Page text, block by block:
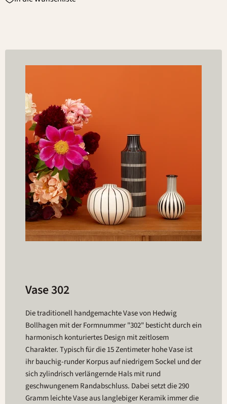
Vase 302
Die traditionell handgemachte Vase von Hedwig
Bollhagen mit der Formnummer "302" besticht durch ein
harmonisch konturiertes Design mit zeitlosem
Charakter. Typisch für die 15 Zentimeter hohe Vase ist
ihr bauchig-runder Korpus auf niedrigem Sockel und der
sich zylindrisch verlängernde Hals mit rund
geschwungenem Randabschluss. Dabei setzt die 290
Gramm leichte Vase aus langlebiger Keramik immer die